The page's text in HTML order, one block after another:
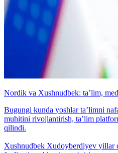
Nordik va Xushnudbek: taʼlim,
Bugungi kunda yoshlar taʼlimni
muhitini rivojlantirish, taʼlim
qilindi.
Xushnudbek Xudoyberdiyev yillar